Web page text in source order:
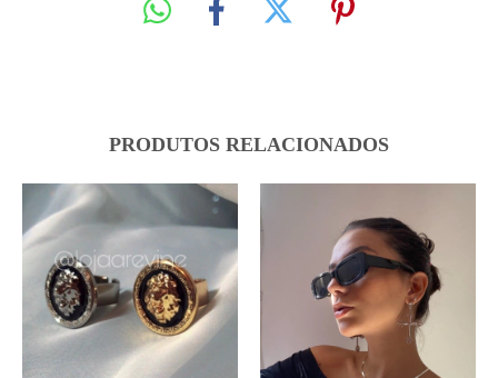
PRODUTOS RELACIONADOS